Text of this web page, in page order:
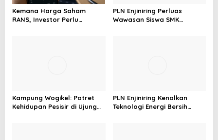
Kemana Harga Saham
RANS, Investor Perlu
PLN Enjiniring Perluas
Wawasan Siswa SMK
Kampung Wogikel: Potret
Kehidupan Pesisir di Ujung
PLN Enjiniring Kenalkan
Teknologi Energi Bersih